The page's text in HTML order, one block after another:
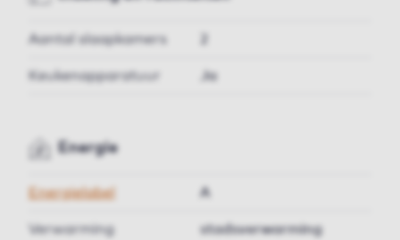
Aantal slaapkamers
Keukenapparatuur Ja
Energie
Energielabel A
Verwarming stadsverwarming